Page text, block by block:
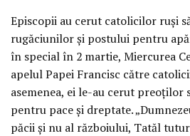
Episcopii au cerut catolicilor ruși
rugăciunilor și postului pentru
în special în 2 martie, Miercurea
apelul Papei Francisc către
asemenea, ei le-au cerut preoților
pentru pace și dreptate.
păcii și nu al războiului, Tatăl